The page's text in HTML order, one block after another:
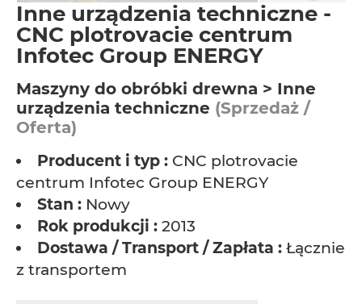
Inne urządzenia techniczne -
CNC plotrovacie centrum
Infotec Group ENERGY
Maszyny do obróbki drewna > Inne
urządzenia techniczne (Sprzedaż /
Oferta)
Producent i typ : CNC plotrovacie
centrum Infotec Group ENERGY
Stan : Nowy
Rok produkcji : 2013
Dostawa / Transport / Zapłata : Łącznie
z transportem